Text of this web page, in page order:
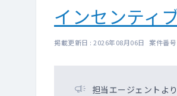
インセンティ
掲載更新日 : 2026年08月06日 案件番
担当エージェントより